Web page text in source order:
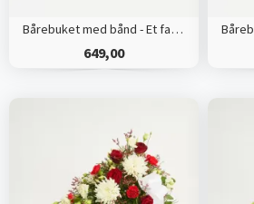
Bårebuket med bånd - Et farverigt farvel
649,00